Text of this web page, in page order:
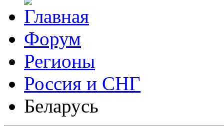
Форум
Регионы
Россия и СНГ
Беларусь